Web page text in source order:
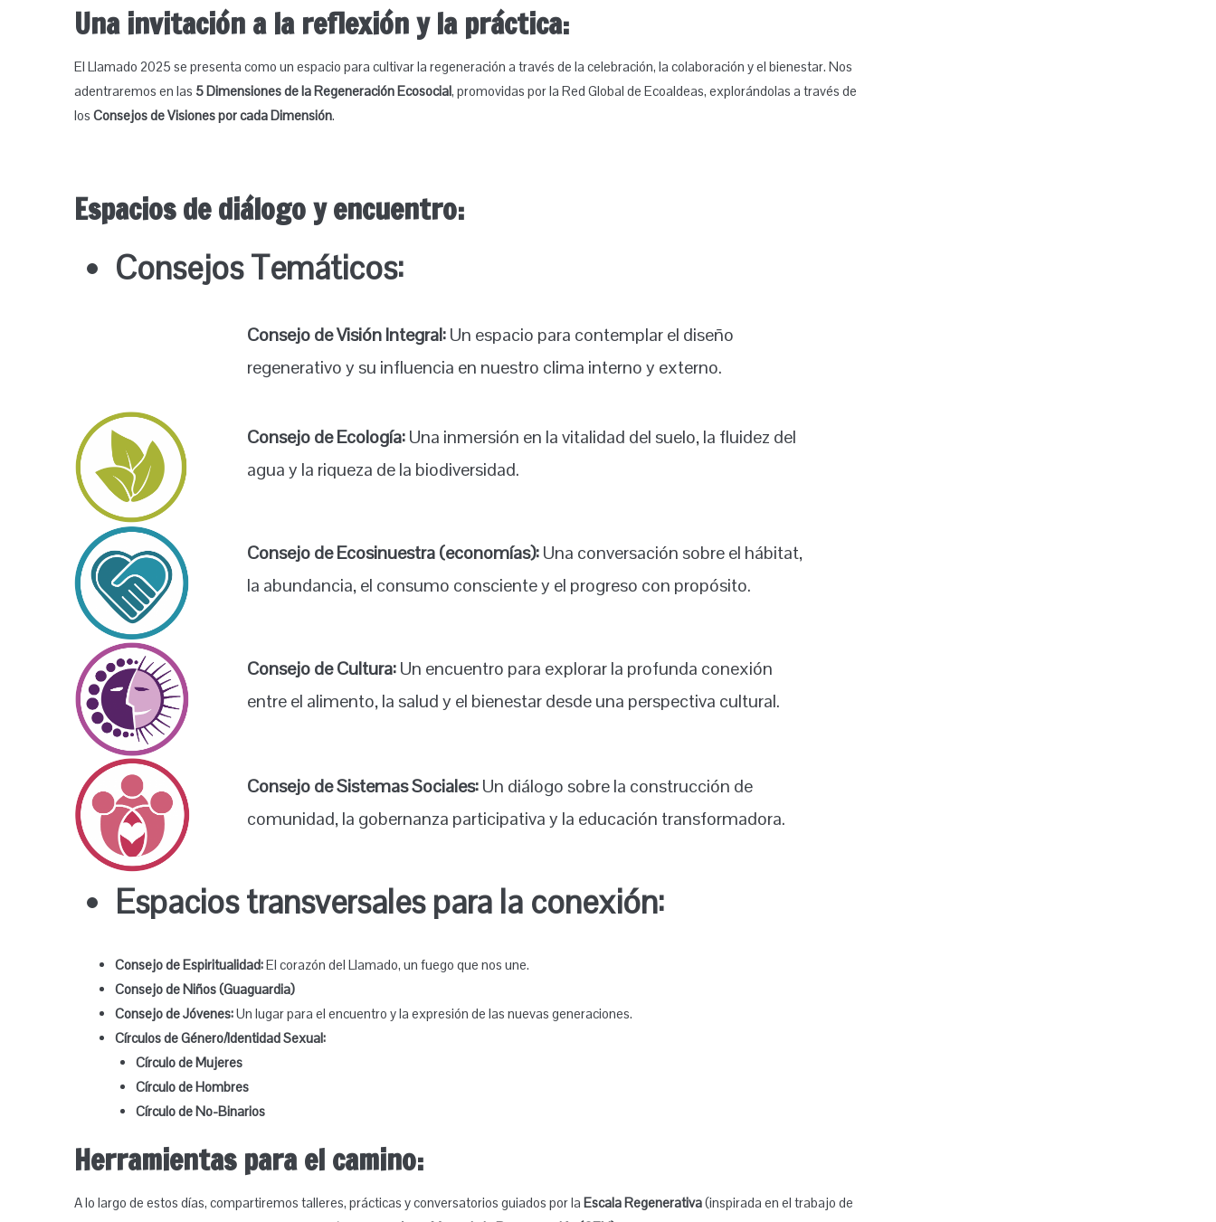
Una invitación a la reflexión y la práctica:
El Llamado 2025 se presenta como un espacio para cultivar la regeneración a través de la celebración, la colaboración y el bienestar. Nos
adentraremos en las 5 Dimensiones de la Regeneración Ecosocial, promovidas por la Red Global de Ecoaldeas, explorándolas a través de
los Consejos de Visiones por cada Dimensión.
Espacios de diálogo y encuentro:
Consejos Temáticos:
Consejo de Visión Integral:Un espacio para contemplar el diseño
regenerativo y su influencia en nuestro clima interno y externo.
Consejo de Ecología:Una inmersión en la vitalidad del suelo, la fluidez del
agua y la riqueza de la biodiversidad.
Consejo de Ecosinuestra (economías):Una conversación sobre el hábitat,
la abundancia, el consumo consciente y el progreso con propósito.
Consejo de Cultura:Un encuentro para explorar la profunda conexión
entre el alimento, la salud y el bienestar desde una perspectiva cultural.
Consejo de Sistemas Sociales:Un diálogo sobre la construcción de
comunidad, la gobernanza participativa y la educación transformadora.
Espacios transversales para la conexión:
Consejo de Espiritualidad:El corazón del Llamado, un fuego que nos une.
Consejo de Niños (Guaguardia)
Consejo de Jóvenes:Un lugar para el encuentro y la expresión de las nuevas generaciones.
Círculos de Género/Identidad Sexual:
Círculo de Mujeres
Círculo de Hombres
Círculo de No-Binarios
Herramientas para el camino:
A lo largo de estos días, compartiremos talleres, prácticas y conversatorios guiados por la Escala Regenerativa(inspirada en el trabajo de